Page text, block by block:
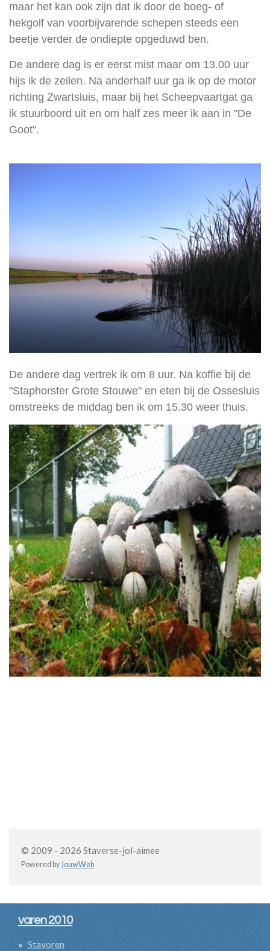
maar het kan ook zijn dat ik door de boeg- of
hekgolf van voorbijvarende schepen steeds een
beetje verder de ondiepte opgeduwd ben.
De andere dag is er eerst mist maar om 13.00 uur
hijs ik de zeilen. Na anderhalf uur ga ik op de motor
richting Zwartsluis, maar bij het Scheepvaartgat ga
ik stuurboord uit en om half zes meer ik aan in "De
Goot".
De andere dag vertrek ik om 8 uur. Na koffie bij de
"Staphorster Grote Stouwe" en eten bij de Ossesluis
omstreeks de middag ben ik om 15.30 weer thuis.
© 2009 - 2026 Staverse-jol-aimee
Powered by JouwWeb
varen 2010
Stavoren